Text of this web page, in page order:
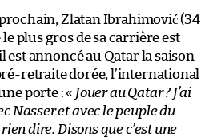
Zlatan Ibrahimović (34
plus gros de sa carrière est
est annoncé au Qatar la saison
retraite dorée, l’international
porte : « Jouer au Qatar ? J’ai
Nasser et avec le peuple du
dire. Disons que c’est une